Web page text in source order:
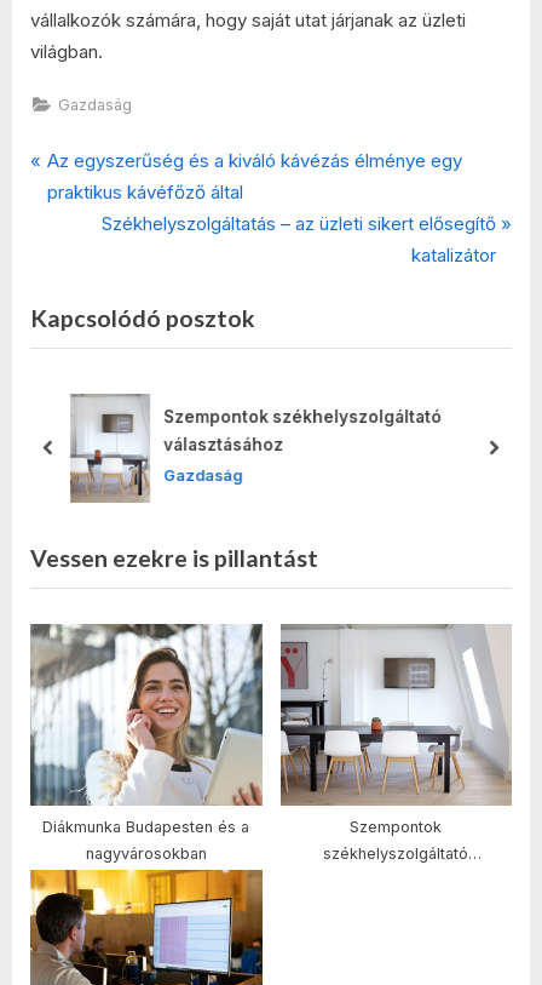
vállalkozók számára, hogy saját utat járjanak az üzleti
világban.
Gazdaság
Bejegyzés
navigáció
P
r
o
u
o
Az egyszerűség és a kiváló kávézás élménye egy
praktikus kávéfőző által
N
t
P
s
:
Székhelyszolgáltatás – az üzleti sikert elősegítő
katalizátor
Kapcsolódó posztok
Szempontok székhelyszolgáltató
választásához
Gazdaság
prev next
Vessen ezekre is pillantást
Diákmunka Budapesten és a
nagyvárosokban
Szempontok
székhelyszolgáltató